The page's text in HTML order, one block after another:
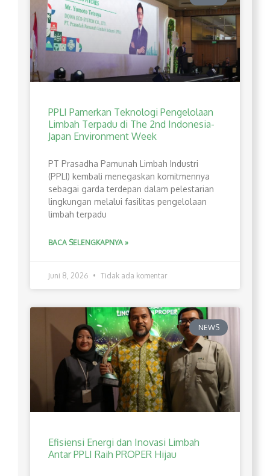
PPLI Pamerkan Teknologi Pengelolaan
Limbah Terpadu di The 2nd Indonesia-
Japan Environment Week
PT Prasadha Pamunah Limbah Industri
(PPLI) kembali menegaskan komitmennya
sebagai garda terdepan dalam pelestarian
lingkungan melalui fasilitas pengelolaan
limbah terpadu
BACA SELENGKAPNYA »
Juni 8, 2026 Tidak ada komentar
NEWS
Efisiensi Energi dan Inovasi Limbah
Antar PPLI Raih PROPER Hijau